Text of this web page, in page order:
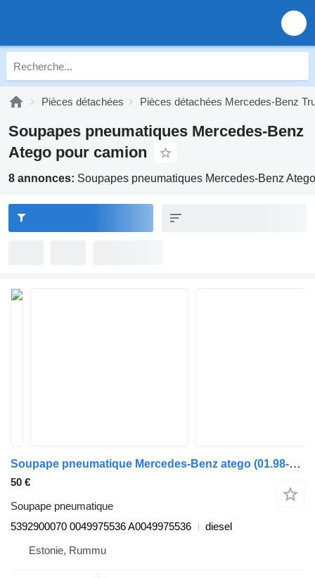
Pièces détachées Pièces détachées Mercedes-Benz
Soupapes pneumatiques Mercedes-Benz
Atego pour camion
8 annonces: Soupapes pneumatiques Mercedes-Benz
Soupape pneumatique Mercedes-Benz atego (01.98-12.04) 5392900070 pour camion Mercedes-Benz Atego, Atego 2, Atego 3 (1996-)
50 €
Soupape pneumatique
5392900070 0049975536 A0049975536
diesel
Estonie, Rummu